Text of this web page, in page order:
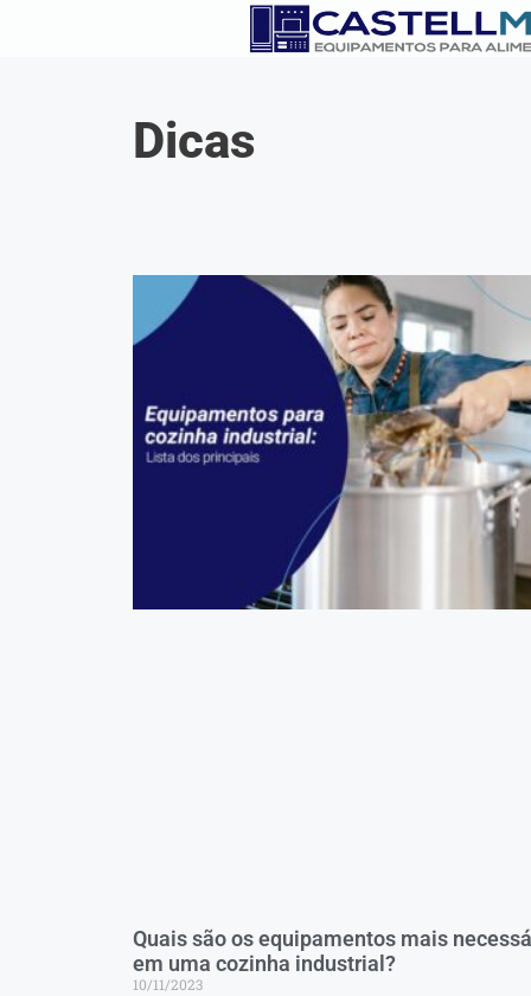
Dicas
Quais são os equipamentos mais
em uma cozinha industrial?
10/11/2023